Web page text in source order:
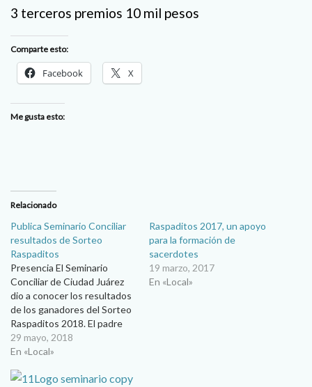
3 terceros premios 10 mil pesos
Comparte esto:
Facebook X
Me gusta esto:
Relacionado
Publica Seminario Conciliar
resultados de Sorteo
Raspaditos
Presencia El Seminario
Conciliar de Ciudad Juárez
dio a conocer los resultados
de los ganadores del Sorteo
Raspaditos 2018. El padre
Alberto Castillo Bravo,
ecónomo del Seminario
el apoyo que los fieles
29 mayo, 2018
En «Local»
Raspaditos 2017, un apoyo
para la formación de
sacerdotes
19 marzo, 2017
En «Local»